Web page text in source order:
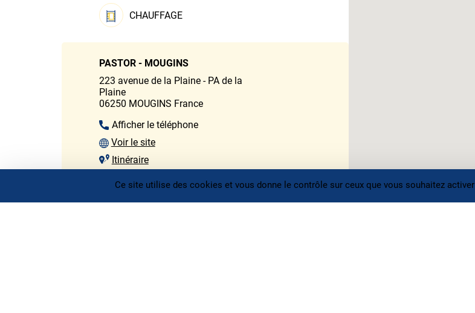
CHAUFFAGE
PASTOR - MOUGINS
223 avenue de la Plaine - PA de la
Plaine
06250 MOUGINS France
Afficher le téléphone
Voir le site
Itinéraire
SANITAIRE
Ce site utilise des cookies et vous donne le contrôle sur ceux que vous souhaitez activer